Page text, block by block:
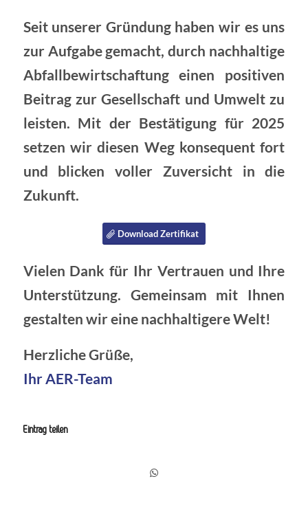
Seit unserer Gründung haben wir es uns
zur Aufgabe gemacht, durch nachhaltige
Abfallbewirtschaftung einen positiven
Beitrag zur Gesellschaft und Umwelt zu
leisten. Mit der Bestätigung für 2025
setzen wir diesen Weg konsequent fort
und blicken voller Zuversicht in die
Zukunft.
Download Zertifikat
Vielen Dank für Ihr Vertrauen und Ihre
Unterstützung. Gemeinsam mit Ihnen
gestalten wir eine nachhaltigere Welt!
Herzliche Grüße,
Ihr AER-Team
Eintrag teilen